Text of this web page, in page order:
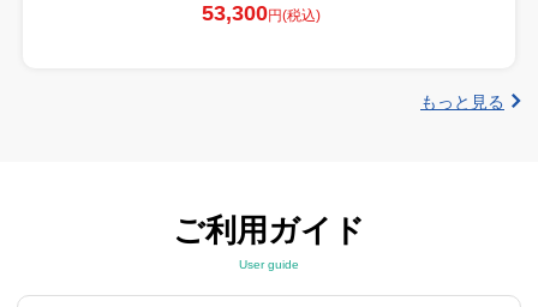
53,300円(税込)
もっと見る
ご利用ガイド
User guide